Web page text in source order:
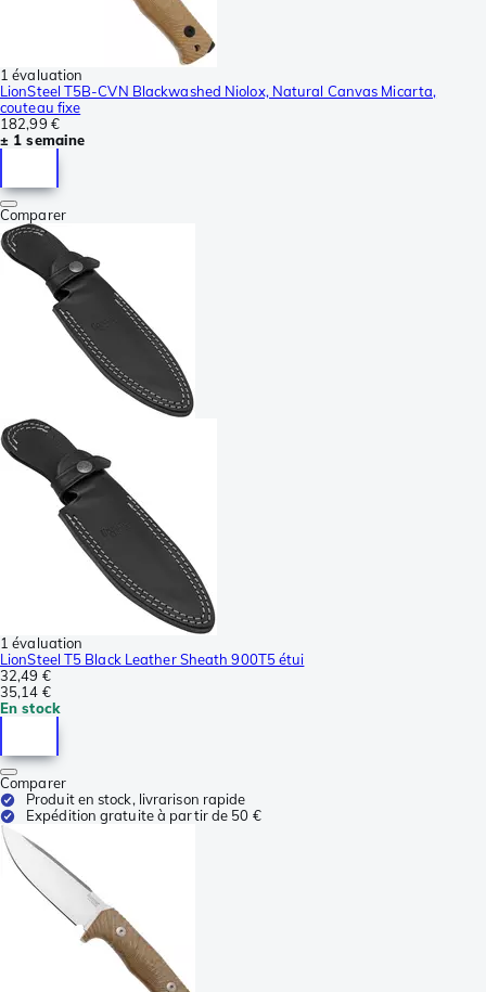
1 évaluation
LionSteel T5B-CVN Blackwashed Niolox, Natural Canvas Micarta,
couteau fixe
182,99 €
± 1 semaine
Comparer
1 évaluation
LionSteel T5 Black Leather Sheath 900T5 étui
32,49 €
35,14 €
En stock
Comparer
Produit en stock, livrarison rapide
Expédition gratuite à partir de 50 €